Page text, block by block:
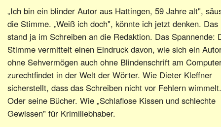
„Ich bin ein blinder Autor aus Hattingen, 59 Jahre alt",
die Stimme. „Weiß ich doch", könnte ich jetzt denken. Das
stand ja im Schreiben an die Redaktion. Das Spannende:
Stimme vermittelt einen Eindruck davon, wie sich ein
ohne Sehvermögen auch ohne Blindenschrift am
zurechtfindet in der Welt der Wörter. Wie Dieter Kleffner
sicherstellt, dass das Schreiben nicht vor Fehlern wimmelt.
Oder seine Bücher. Wie „Schlaflose Kissen und schlechte
Gewissen" für Krimiliebhaber.